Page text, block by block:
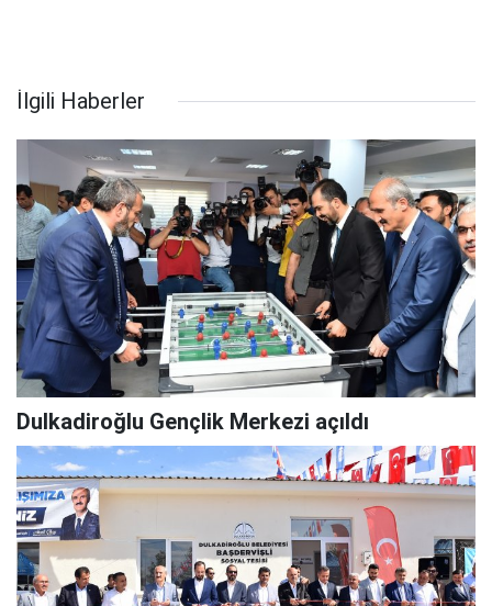
İlgili Haberler
Dulkadiroğlu Gençlik Merkezi açıldı